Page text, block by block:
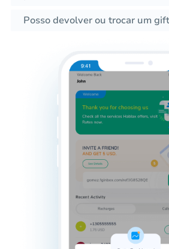
Posso devolver ou trocar um